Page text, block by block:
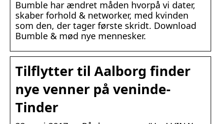
Bumble har ændret måden hvorpå vi dater,
skaber forhold & networker, med kvinden
som den, der tager første skridt. Download
Bumble & mød nye mennesker.
Tilflytter til Aalborg finder
nye venner på veninde-
Tinder